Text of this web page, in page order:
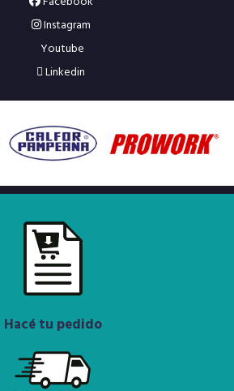
Instagram
Youtube
Linkedin
Hacé tu pedido